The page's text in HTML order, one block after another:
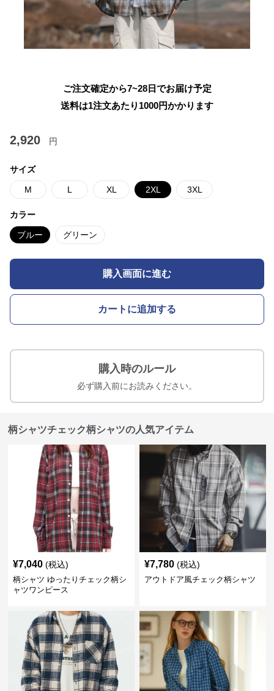
ご注文確定から7~28日でお届け予定
送料は1注文あたり 1000円かかります
2,920 円
サイズ
M L XL 2XL 3XL
カラー
ブルー グリーン
購入画面に進む
カートに追加する
購入時のルール
必ず購入前にお読みください。
柄シャツチェック柄シャツの人気アイテム
¥7,040 (税込)
柄シャツ ゆったりチェック柄シ
ャツワンピース
¥7,780 (税込)
アウトドア風チェック柄シャツ